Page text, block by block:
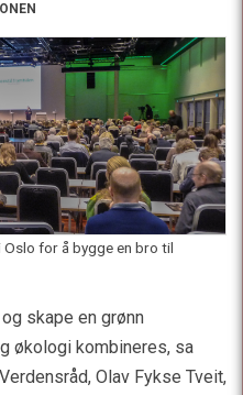
for å bygge en bro til
skape en grønn
økologi kombineres, sa
Olav Fykse Tveit,